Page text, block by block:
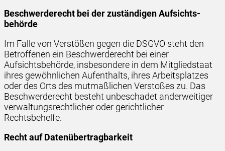
Beschwerde­recht bei der zuständigen Aufsichts­
behörde
Im Falle von Verstößen gegen die DSGVO steht den
Betroffenen ein Beschwerderecht bei einer
Aufsichtsbehörde, insbesondere in dem Mitgliedstaat
ihres gewöhnlichen Aufenthalts, ihres Arbeitsplatzes
oder des Orts des mutmaßlichen Verstoßes zu. Das
Beschwerderecht besteht unbeschadet anderweitiger
verwaltungsrechtlicher oder gerichtlicher
Rechtsbehelfe.
Recht auf Daten­übertrag­barkeit